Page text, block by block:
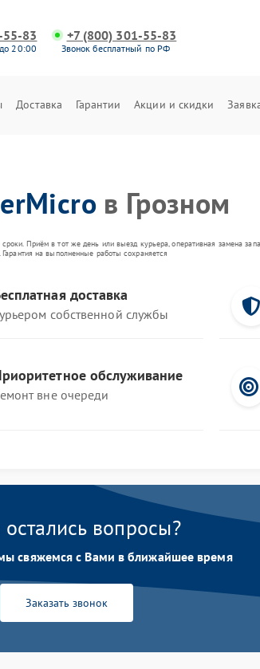
55-83
20:00
+7 (800) 301-55-83
Звонок бесплатный по РФ
Доставка Гарантии Акции и скидки
в Грозном
Приём в тот же день или выезд курьера, оперативная замена
на выполненные работы сохраняется
доставка
собственной службы
обслуживание
вне очереди
вопросы?
мы свяжемся с Вами в ближайшее время
Заказать звонок